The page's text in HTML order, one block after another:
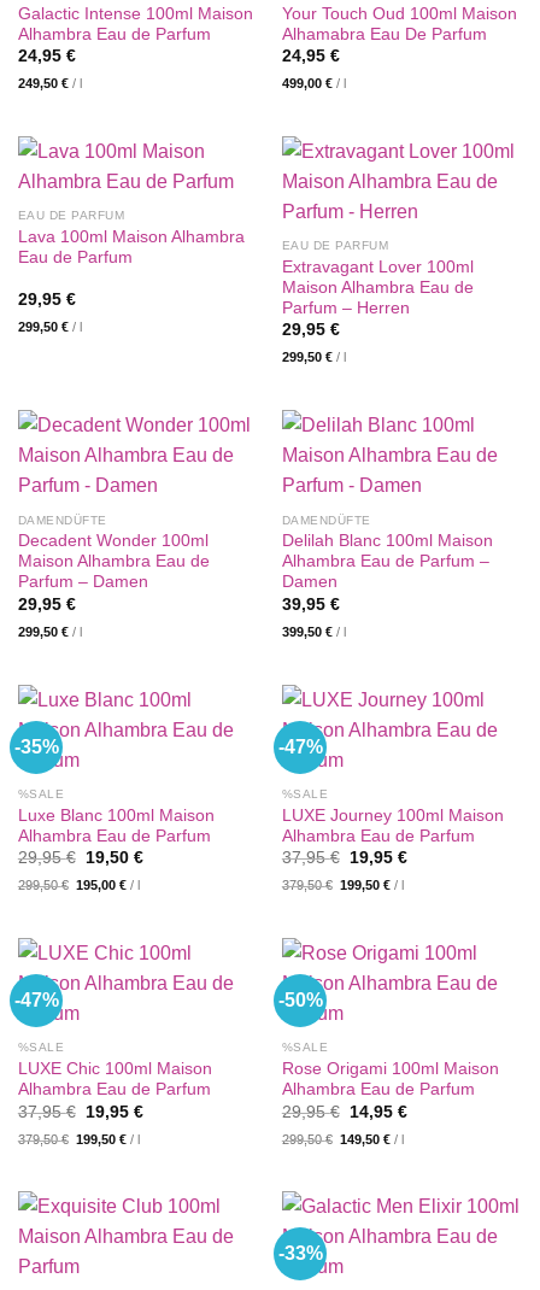
Galactic Intense 100ml Maison
Alhambra Eau de Parfum
24,95 €
249,50 €/ l
Your Touch Oud 100ml Maison
Alhamabra Eau De Parfum
24,95 €
499,00 €/ l
EAU DE PARFUM
Lava 100ml Maison Alhambra
Eau de Parfum
29,95 €
299,50 €/
EAU DE PARFUM
Extravagant Lover 100ml
Maison Alhambra Eau de
Parfum – Herren
29,95 €
299,50 €/
DAMENDÜFTE
Decadent Wonder 100ml
Maison Alhambra Eau de
Parfum – Damen
29,95 €
299,50 €/ l
DAMENDÜFTE
Delilah Blanc 100ml Maison
Alhambra Eau de Parfum –
Damen
39,95 €
399,50 €/ l
-35%
%SALE
Luxe Blanc 100ml Maison
Alhambra Eau de Parfum
29,95€
Ursprünglicher
war:
19,50 €Aktueller
299,50€ 195,00€ /
-47%
%SALE
LUXE Journey 100ml Maison
Alhambra Eau de Parfum
37,95€
Ursprünglicher
war:
19,95 €Aktueller
379,50€ 199,50€ /
-47%
%SALE
LUXE Chic 100ml Maison
Alhambra Eau de Parfum
37,95€
Ursprünglicher
Preis
war:
19,95 €Aktueller
379,50€ 199,50€ /l
-50%
%SALE
Rose Origami 100ml Maison
Alhambra Eau de Parfum
29,95€
Ursprünglicher
Preis
war:
14,95 €Aktueller
299,50€ 149,50€ /l
-33%